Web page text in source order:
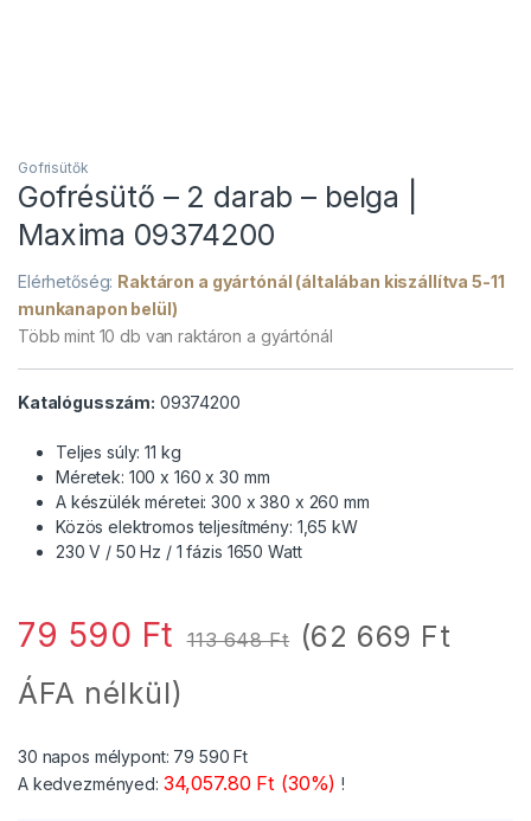
Gofrisütők
Gofrésütő – 2 darab – belga |
Maxima 09374200
Elérhetőség: Raktáron a gyártónál (általában kiszállítva 5-11
munkanapon belül)
Több mint 10 db van raktáron a gyártónál
Katalógusszám: 09374200
Teljes súly: 11 kg
Méretek: 100 x 160 x 30 mm
A készülék méretei: 300 x 380 x 260 mm
Közös elektromos teljesítmény: 1,65 kW
230 V / 50 Hz / 1 fázis 1650 Watt
79 590 Ft 113 648Ft (62 669 Ft
ÁFA nélkül)
30 napos mélypont: 79 590 Ft
A kedvezményed: 34,057.80 Ft (30%)!